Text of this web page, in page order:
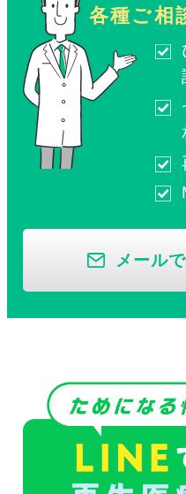
各種ご相
メール